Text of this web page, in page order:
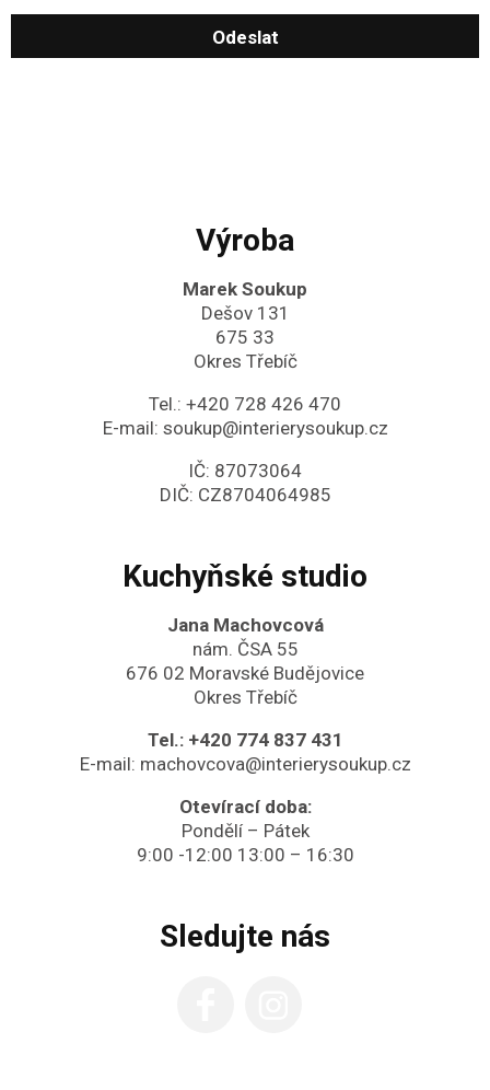
Výroba
Marek Soukup
Dešov 131
675 33
Okres Třebíč
Tel.: +420 728 426 470
E-mail: soukup@interierysoukup.cz
IČ: 87073064
DIČ: CZ8704064985
Kuchyňské studio
Jana Machovcová
nám. ČSA 55
676 02 Moravské Budějovice
Okres Třebíč
Tel.: +420 774 837 431
E-mail: machovcova@interierysoukup.cz
Otevírací doba:
Pondělí – Pátek
9:00 -12:00 13:00 – 16:30
Sledujte nás